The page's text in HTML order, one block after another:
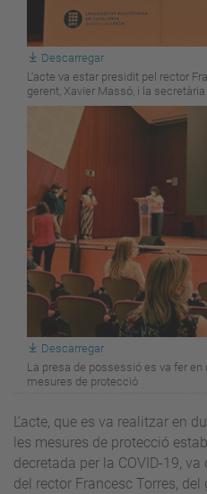
Descarregar
L'acte va estar presidit pel rector
gerent, Xavier Massó, i la
Descarregar
La presa de possessió es va fer
mesures de protecció
L’acte, que es va realitzar en
les mesures de protecció
decretada per la COVID-19,
del rector Francesc Torres,